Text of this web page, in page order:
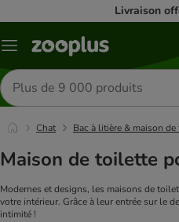
Livraison
Menu
Rechercher
des
produits
Chat Bac à litière & maison
Maison de toilette
Modernes et designs, les maisons de
votre intérieur. Grâce à leur entrée sur le
intimité !